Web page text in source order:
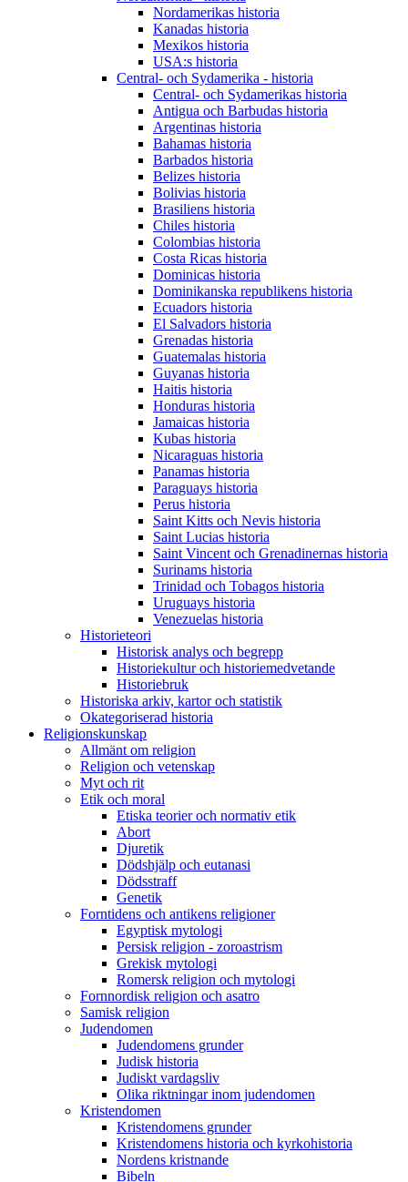
Nordamerikas historia
Kanadas historia
Mexikos historia
USA:s historia
Central- och Sydamerika - historia
Central- och Sydamerikas historia
Antigua och Barbudas historia
Argentinas historia
Bahamas historia
Barbados historia
Belizes historia
Bolivias historia
Brasiliens historia
Chiles historia
Colombias historia
Costa Ricas historia
Dominicas historia
Dominikanska republikens historia
Ecuadors historia
El Salvadors historia
Grenadas historia
Guatemalas historia
Guyanas historia
Haitis historia
Honduras historia
Jamaicas historia
Kubas historia
Nicaraguas historia
Panamas historia
Paraguays historia
Perus historia
Saint Kitts och Nevis historia
Saint Lucias historia
Saint Vincent och Grenadinernas historia
Surinams historia
Trinidad och Tobagos historia
Uruguays historia
Venezuelas historia
Historieteori
Historisk analys och begrepp
Historiekultur och historiemedvetande
Historiebruk
Historiska arkiv, kartor och statistik
Okategoriserad historia
Religionskunskap
Allmänt om religion
Religion och vetenskap
Myt och rit
Etik och moral
Etiska teorier och normativ etik
Abort
Djuretik
Dödshjälp och eutanasi
Dödsstraff
Genetik
Forntidens och antikens religioner
Egyptisk mytologi
Persisk religion - zoroastrism
Grekisk mytologi
Romersk religion och mytologi
Fornnordisk religion och asatro
Samisk religion
Judendomen
Judendomens grunder
Judisk historia
Judiskt vardagsliv
Olika riktningar inom judendomen
Kristendomen
Kristendomens grunder
Kristendomens historia och kyrkohistoria
Nordens kristnande
Bibeln